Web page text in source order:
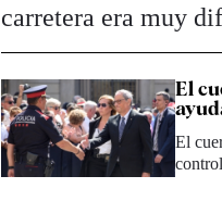
carretera era muy
El
El